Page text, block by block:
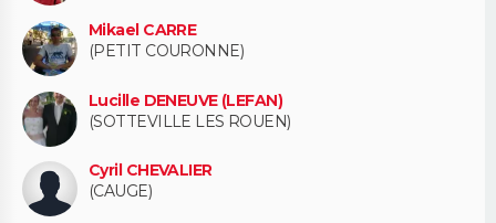
Mikael CARRE
(PETIT COURONNE)
Lucille DENEUVE (LEFAN)
(SOTTEVILLE LES ROUEN)
Cyril CHEVALIER
(CAUGE)